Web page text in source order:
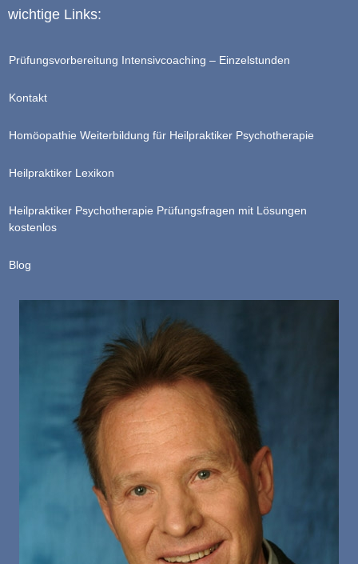
wichtige Links:
Prüfungsvorbereitung Intensivcoaching – Einzelstunden
Kontakt
Homöopathie Weiterbildung für Heilpraktiker Psychotherapie
Heilpraktiker Lexikon
Heilpraktiker Psychotherapie Prüfungsfragen mit Lösungen
kostenlos
Blog